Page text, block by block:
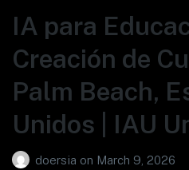
IA para
Creación de
Palm Beach,
Unidos | IAU
doersia on March 9, 2026